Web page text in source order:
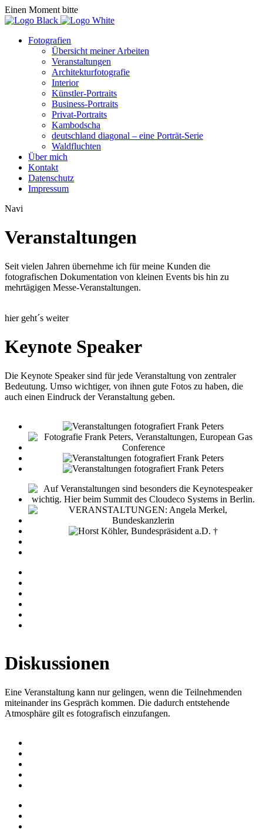
Einen Moment bitte
Fotografien
Übersicht meiner Arbeiten
Veranstaltungen
Architekturfotografie
Interior
Künstler-Portraits
Business-Portraits
Privat-Portraits
Kambodscha
deutschland diagonal – eine Porträt-Serie
Waldfluchten
Über mich
Kontakt
Datenschutz
Impressum
Navi
Veranstaltungen
Seit vielen Jahren übernehme ich für meine Kunden die
fotografischen Dokumentation von kleinen Events bis hin zu
mehrtägigen Messe-Veranstaltungen.
hier geht´s weiter
Keynote Speaker
Die Keynote Speaker sind für jede Veranstaltung von zentraler
Bedeutung. Umso wichtiger, von ihnen gute Fotos zu haben, die
auch einen Eindruck der Veranstaltung geben.
Diskussionen
Eine Veranstaltung kann nur gelingen, wenn die Teilnehmenden
miteinander ins Gespräch kommen. Die dadurch entstehende
Atmosphäre gilt es fotografisch einzufangen.